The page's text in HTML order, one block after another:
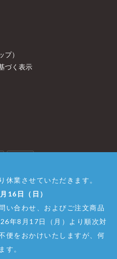
）
づく表示
休業させていただきます。
16日（日）
い合わせ、およびご注文商品
年8月17日（月）より順次対
便をおかけいたしますが、何
す。